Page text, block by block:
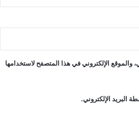
والموقع الإلكتروني في هذا المتصفح لاستخدامها
البريد الإلكتروني.